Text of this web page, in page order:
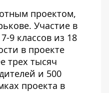
проектом,
Участие в
9 классов из 18
в проекте
трех тысяч
и 500
проекта в